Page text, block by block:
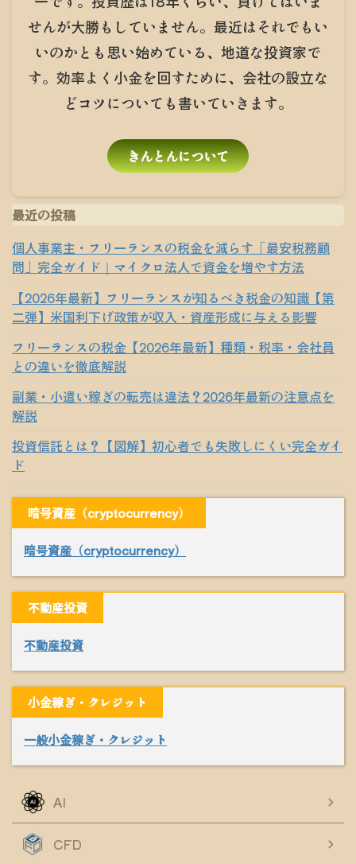
せんが大勝もしていません。最近はそれでもい
いのかとも思い始めている、地道な投資家で
す。効率よく小金を回すために、会社の設立な
どコツについても書いていきます。
きんとんについて
最近の投稿
個人事業主・フリーランスの税金を減らす「最安税務顧
問」完全ガイド｜マイクロ法人で資金を増やす方法
【2026年最新】フリーランスが知るべき税金の知識【第
二弾】米国利下げ政策が収入・資産形成に与える影響
フリーランスの税金【2026年最新】種類・税率・会社員
との違いを徹底解説
副業・小遣い稼ぎの転売は違法？2026年最新の注意点を
解説
投資信託とは？【図解】初心者でも失敗しにくい完全ガイ
ド
暗号資産（cryptocurrency）
暗号資産（cryptocurrency）
不動産投資
不動産投資
小金稼ぎ・クレジット
一般小金稼ぎ・クレジット
AI
CFD